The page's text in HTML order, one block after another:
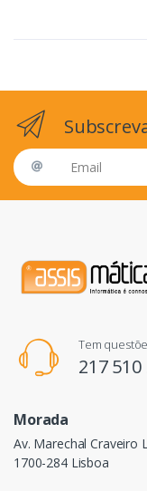
Email address
Tem
217 510
Morada
Av. Marechal Craveiro
1700-284 Lisboa